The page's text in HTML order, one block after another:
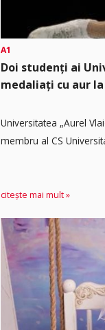
A1
Doi studenți ai
medaliați cu aur
Universitatea „Aurel
membru al CS
citește mai mult »